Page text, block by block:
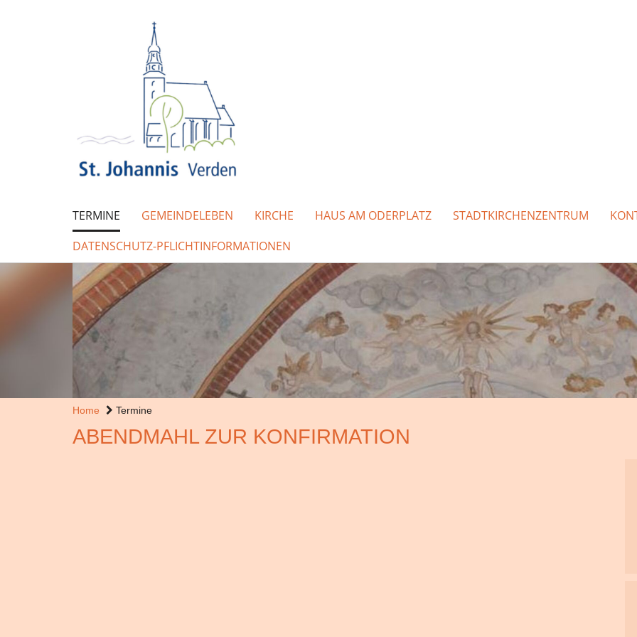
TERMINE GEMEINDELEBEN KIRCHE HAUS AM ODERPLATZ STADTKIRCHENZENTRUM
DATENSCHUTZ-PFLICHTINFORMATIONEN
Home Termine
ABENDMAHL ZUR KONFIRMATION